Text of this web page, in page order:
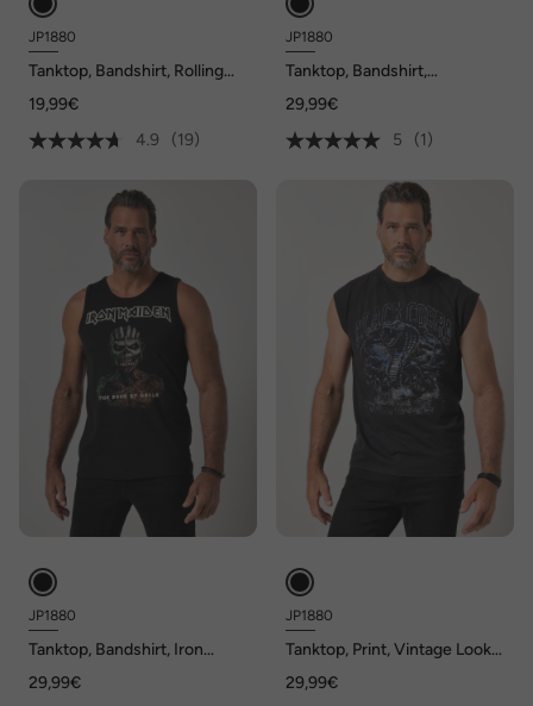
JP1880
Tanktop, Bandshirt, Rolling
19,99€
4.9
(19)
JP1880
Tanktop, Bandshirt,
29,99€
5
(1)
JP1880
Tanktop, Bandshirt, Iron
29,99€
JP1880
Tanktop, Print, Vintage Look,
29,99€